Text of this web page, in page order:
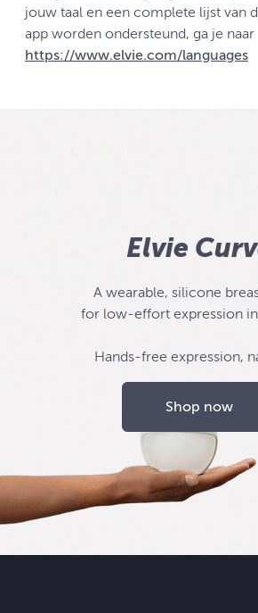
jouw taal en een complete lijst van
app worden ondersteund, ga je naar
https://www.elvie.com/languages
Elvie
A wearable, silicone
for low-effort expression
Hands-free expression,
Shop now